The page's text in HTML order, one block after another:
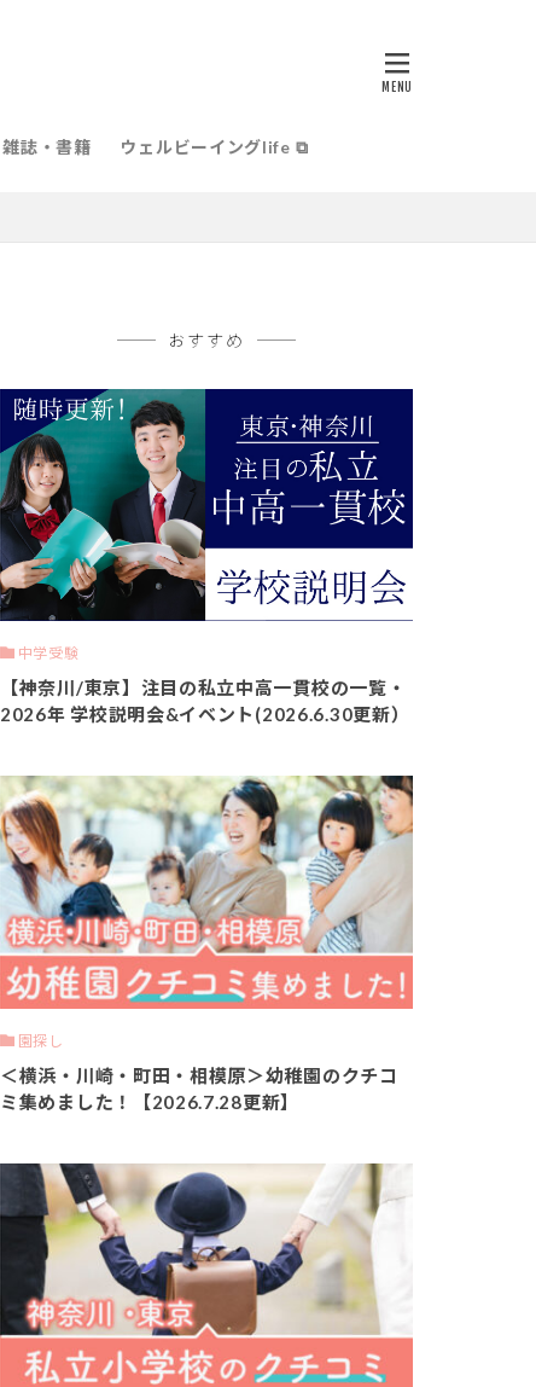
雑誌・書籍 ウェルビーイングlife ⧉
おすすめ
中学受験
【神奈川/東京】注目の私立中高一貫校の一覧・
2026年 学校説明会&イベント(2026.6.30更新）
園探し
＜横浜・川崎・町田・相模原＞幼稚園のクチコ
ミ集めました！【2026.7.28更新】